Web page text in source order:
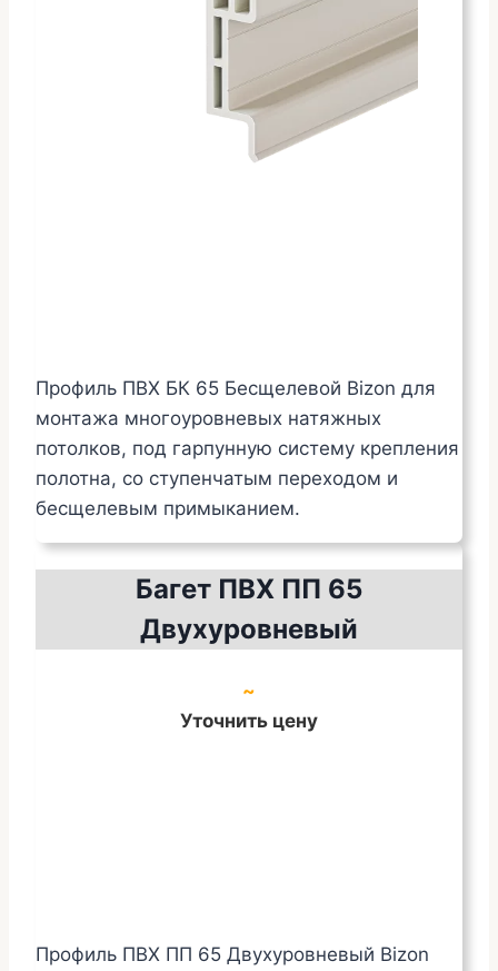
Профиль ПВХ БК 65 Бесщелевой Bizon для
монтажа многоуровневых натяжных
потолков, под гарпунную систему крепления
полотна, со ступенчатым переходом и
бесщелевым примыканием.
Багет ПВХ ПП 65
Двухуровневый
~
Уточнить цену
Профиль ПВХ ПП 65 Двухуровневый Bizon